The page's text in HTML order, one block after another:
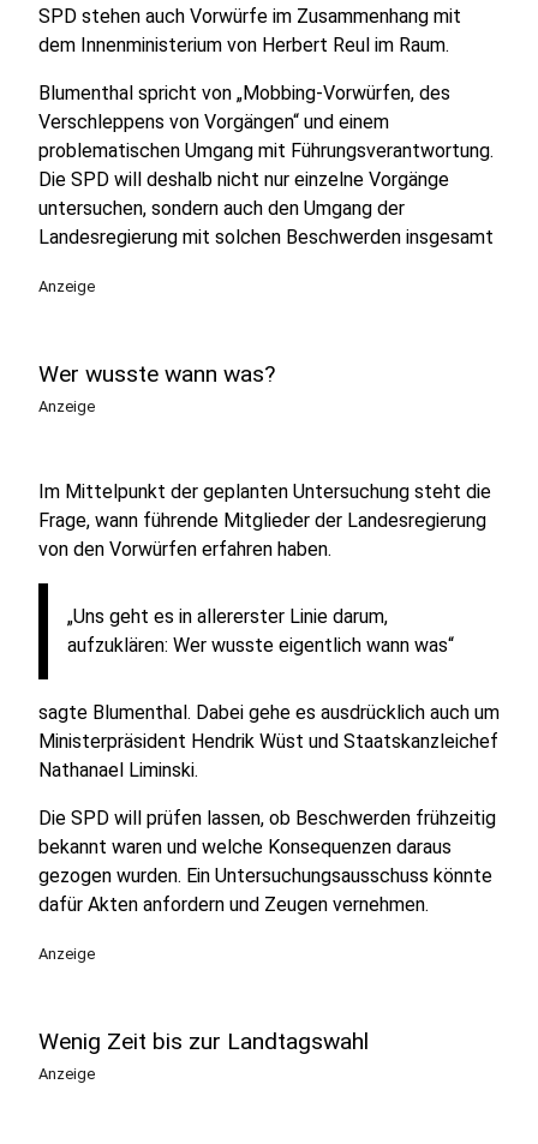
SPD stehen auch Vorwürfe im Zusammenhang mit
dem Innenministerium von Herbert Reul im Raum.
Blumenthal spricht von „Mobbing-Vorwürfen, des
Verschleppens von Vorgängen“ und einem
problematischen Umgang mit Führungsverantwortung.
Die SPD will deshalb nicht nur einzelne Vorgänge
untersuchen, sondern auch den Umgang der
Landesregierung mit solchen Beschwerden insgesamt
Anzeige
Wer wusste wann was?
Anzeige
Im Mittelpunkt der geplanten Untersuchung steht die
Frage, wann führende Mitglieder der Landesregierung
von den Vorwürfen erfahren haben.
„Uns geht es in allererster Linie darum,
aufzuklären: Wer wusste eigentlich wann was“
sagte Blumenthal. Dabei gehe es ausdrücklich auch um
Ministerpräsident Hendrik Wüst und Staatskanzleichef
Nathanael Liminski.
Die SPD will prüfen lassen, ob Beschwerden frühzeitig
bekannt waren und welche Konsequenzen daraus
gezogen wurden. Ein Untersuchungsausschuss könnte
dafür Akten anfordern und Zeugen vernehmen.
Anzeige
Wenig Zeit bis zur Landtagswahl
Anzeige